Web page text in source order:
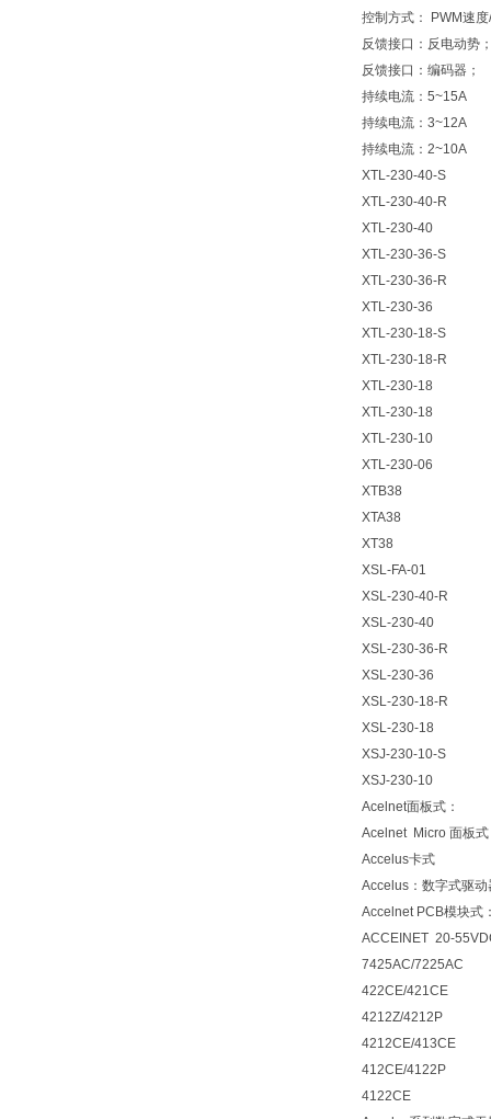
控制方式： PWM速
反馈接口：反电动势
反馈接口：编码器；
持续电流：5~15A
持续电流：3~12A
持续电流：2~10A
XTL-230-40-S
XTL-230-40-R
XTL-230-40
XTL-230-36-S
XTL-230-36-R
XTL-230-36
XTL-230-18-S
XTL-230-18-R
XTL-230-18
XTL-230-18
XTL-230-10
XTL-230-06
XTB38
XTA38
XT38
XSL-FA-01
XSL-230-40-R
XSL-230-40
XSL-230-36-R
XSL-230-36
XSL-230-18-R
XSL-230-18
XSJ-230-10-S
XSJ-230-10
Acelnet面板式：
Acelnet Micro 面板式
Accelus卡式
Accelus：数字式驱
Accelnet PCB模块式
ACCEINET 20-
7425AC/7225AC
422CE/421CE
4212Z/4212P
4212CE/413CE
412CE/4122P
4122CE